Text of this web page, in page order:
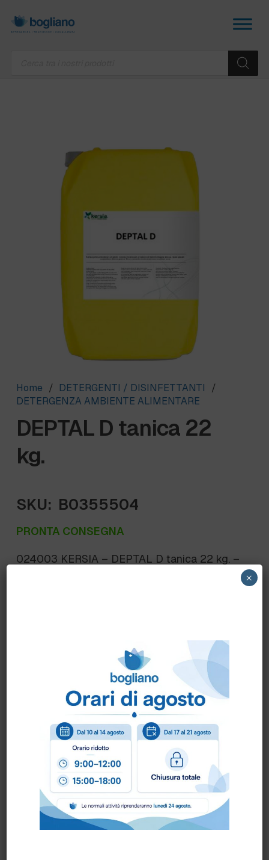
Home / DETERGENTI / DISINFETTANTI
/
DETERGENZA AMBIENTE ALIMENTARE
DEPTAL D tanica 22
kg.
SKU: B0355504
PRONTA CONSEGNA
024003 KERSIA – DEPTAL D tanica 22 kg. –
Come ordinare?
Puoi ordinare chiamando al0172 478161oppure
scrivendo una mail ainfo@bogliano.it.
Per ogni informazione siamo a disposizione.
×